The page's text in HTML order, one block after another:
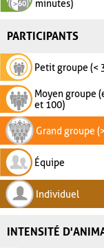
minutes)
PARTICIPANTS
Petit groupe (<
Moyen groupe
et 100)
Grand groupe
Équipe
Individuel
INTENSITÉ